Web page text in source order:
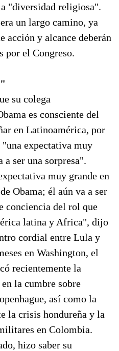
"diversidad religiosa".
un largo camino, ya
acción y alcance deberán
por el Congreso.
su colega
es consciente del
en Latinoamérica, por
expectativa muy
a ser una sorpresa".
muy grande en
Obama; él aún va a ser
conciencia del rol que
latina y Africa", dijo
cordial entre Lula y
en Washington, el
recientemente la
la cumbre sobre
así como la
la crisis hondureña y la
en Colombia.
hizo saber su